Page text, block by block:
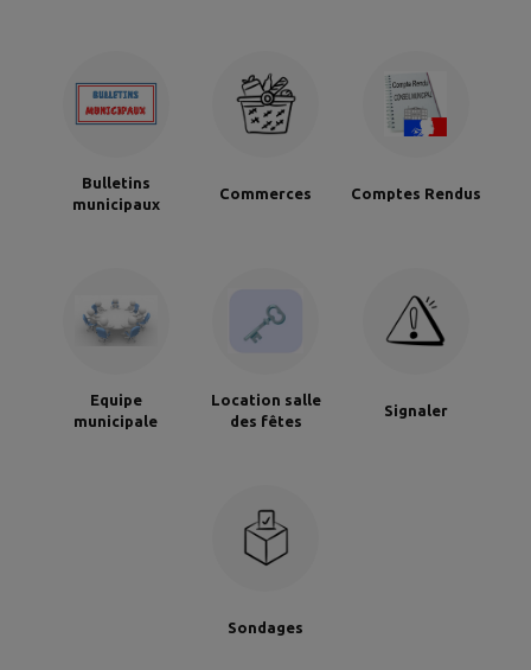
Bulletins
municipaux
Commerces Comptes Rendus
Equipe
municipale
Location salle
des fêtes
Signaler
Sondages